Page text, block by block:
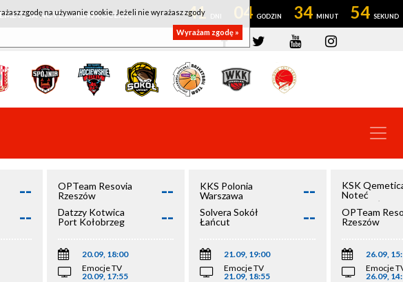
NOTEĆ INOWROCŁAW 41 04 34 53
--
--
OPTeam Resovia
Rzeszów
--
Datzzy Kotwica
Port Kołobrzeg
--
20.09, 18:00
Emocje TV
20.09, 17:55
KKS Polonia
Warszawa
--
Solvera Sokół
Łańcut
--
21.09, 19:00
Emocje TV
21.09, 18:55
KSK
Noteć
Inowrocław
OPTeam
Rzeszów
26.09,
Emocje
26.09,
zgodę na używanie cookie. Jeżeli nie wyrażasz zgody
Wyrażam zgodę »